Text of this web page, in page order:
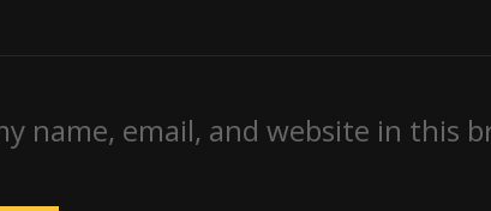
name, email, and website in this